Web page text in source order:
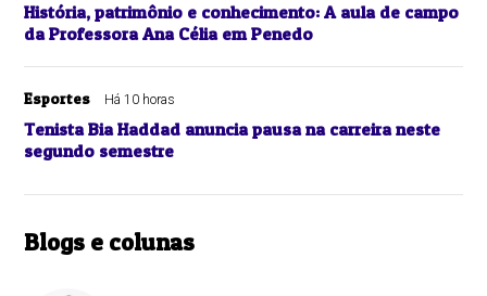
História, patrimônio e conhecimento: A aula de campo
da Professora Ana Célia em Penedo
Esportes Há 10 horas
Tenista Bia Haddad anuncia pausa na carreira neste
segundo semestre
Blogs e colunas